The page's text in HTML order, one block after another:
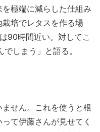
極端に減らした仕組み
培でレタスを作る場
90時間近い。対してこ
しまう」と語る。
ません。これを使うと根
て伊藤さんが見せてく